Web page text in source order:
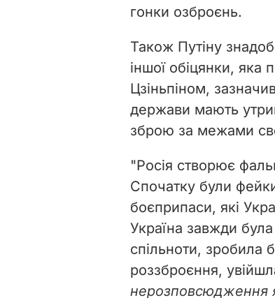
гонки озброєнь.
Також Путіну
іншої обіцянки, яка
Цзіньпіном,
держави мають
зброю за межами
"Росія створює
Спочатку були
боєприпаси, які
Україна завжди
спільноти, зробила
роззброєння,
нерозповсюдження